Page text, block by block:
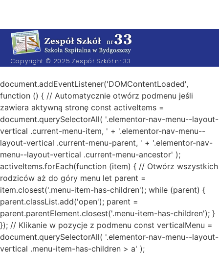
Copyright © 2025 Zespół Szkół nr 33
document.addEventListener('DOMContentLoaded',
function () { // Automatycznie otwórz podmenu jeśli
zawiera aktywną stronę const activeItems =
document.querySelectorAll( '.elementor-nav-menu--layout-
vertical .current-menu-item, ' + '.elementor-nav-menu--
layout-vertical .current-menu-parent, ' + '.elementor-nav-
menu--layout-vertical .current-menu-ancestor' );
activeItems.forEach(function (item) { // Otwórz wszystkich
rodziców aż do góry menu let parent =
item.closest('.menu-item-has-children'); while (parent) {
parent.classList.add('open'); parent =
parent.parentElement.closest('.menu-item-has-children'); }
}); // Klikanie w pozycje z podmenu const verticalMenu =
document.querySelectorAll( '.elementor-nav-menu--layout-
vertical .menu-item-has-children > a' );